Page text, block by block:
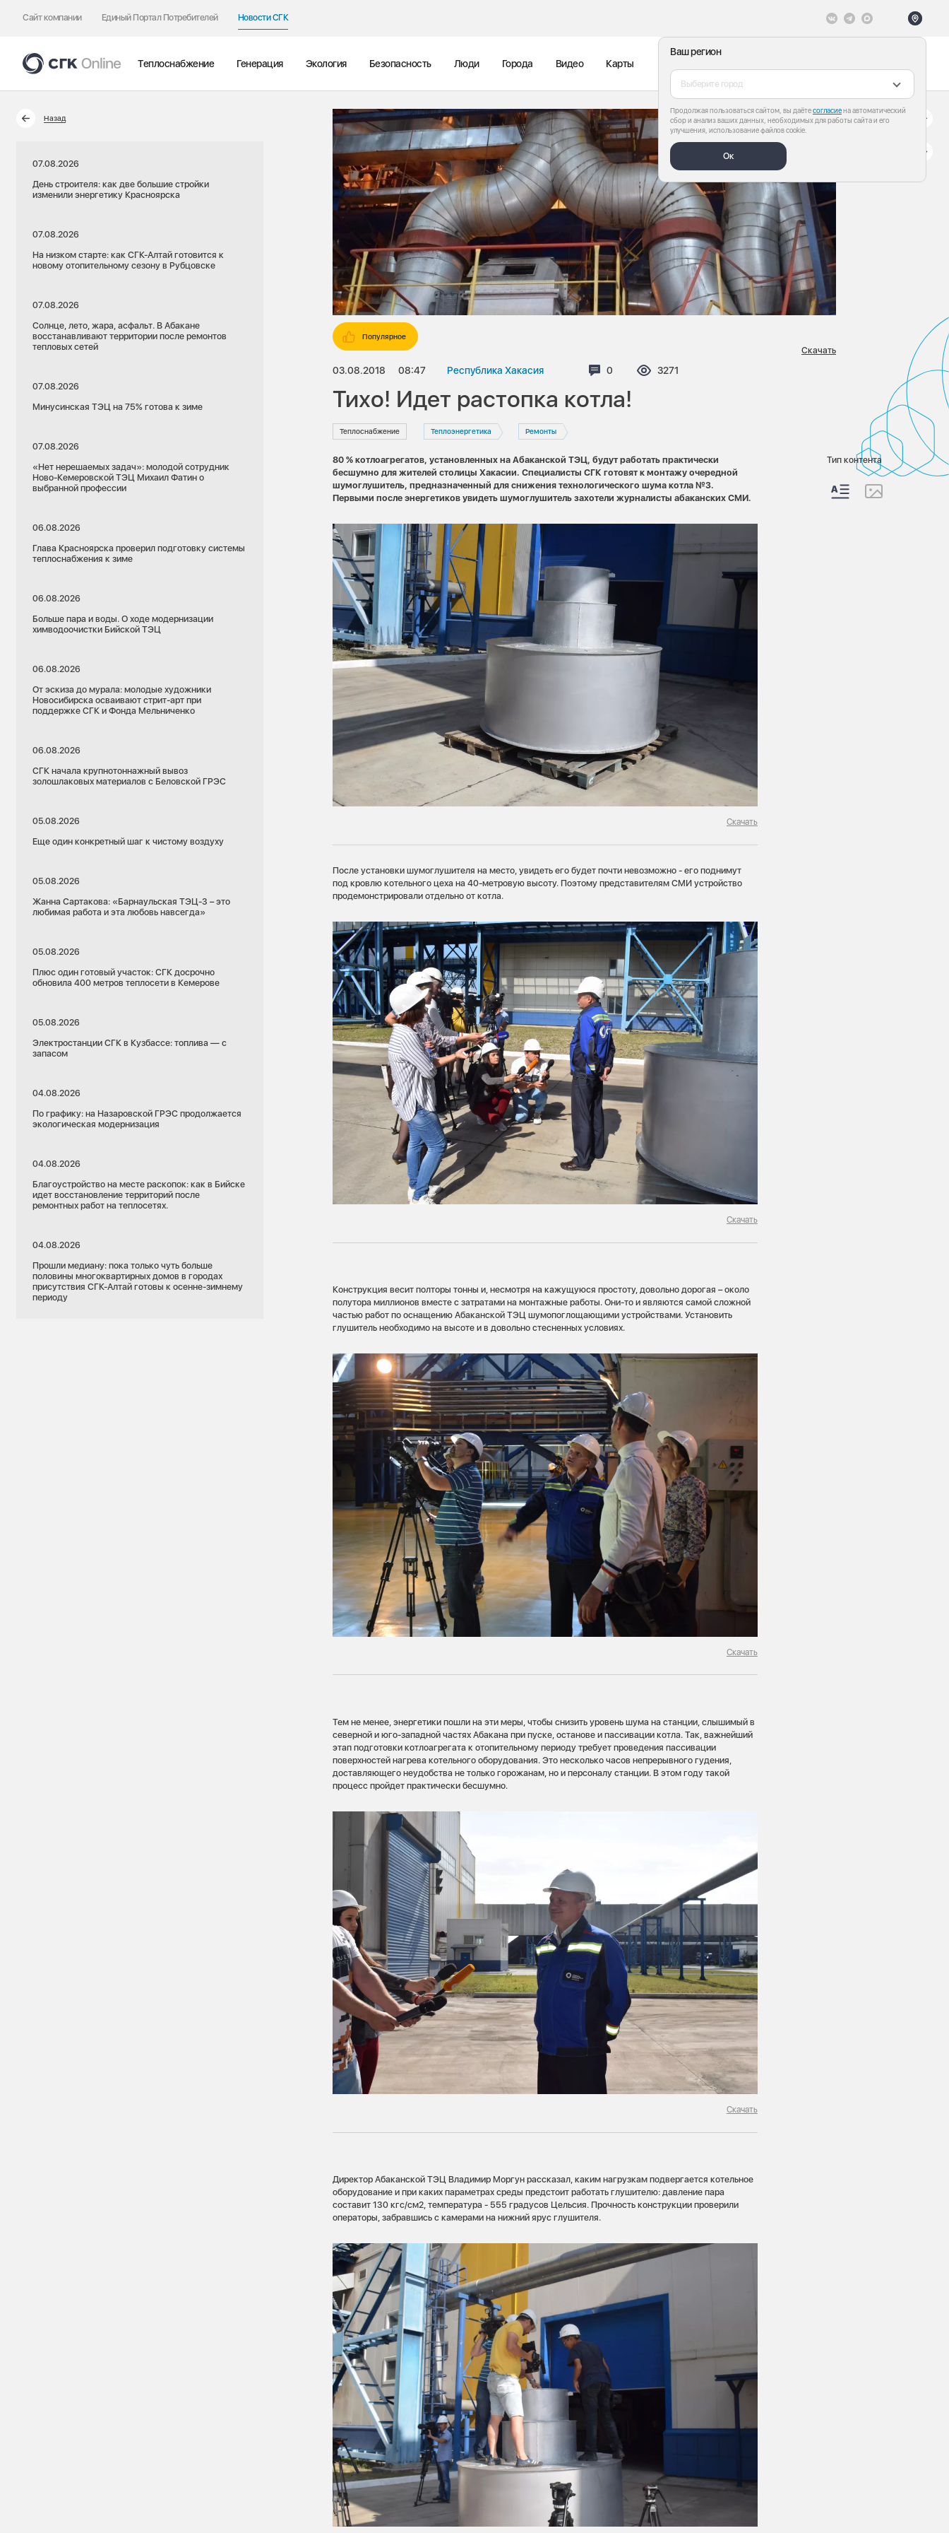
Сайт компании Единый Портал Потребителей Новости СГК
Ваш регион
Выберите город
Продолжая пользоваться сайтом, вы даётесогласиена автоматический
сбор и анализ ваших данных, необходимых для работы сайта и его
улучшения, использование файлов cookie.
Ок
Теплоснабжение Генерация Экология Безопасность Люди Города Видео Карты
Назад
07.08.2026
День строителя: как две большие стройки
изменили энергетику Красноярска
07.08.2026
На низком старте: как СГК-Алтай готовится к
новому отопительному сезону в Рубцовске
07.08.2026
Солнце, лето, жара, асфальт. В Абакане
восстанавливают территории после ремонтов
тепловых сетей
07.08.2026
Минусинская ТЭЦ на 75% готова к зиме
07.08.2026
«Нет нерешаемых задач»: молодой сотрудник
Ново-Кемеровской ТЭЦ Михаил Фатин о
выбранной профессии
06.08.2026
Глава Красноярска проверил подготовку системы
теплоснабжения к зиме
06.08.2026
Больше пара и воды. О ходе модернизации
химводоочистки Бийской ТЭЦ
06.08.2026
От эскиза до мурала: молодые художники
Новосибирска осваивают стрит-арт при
поддержке СГК и Фонда Мельниченко
06.08.2026
СГК начала крупнотоннажный вывоз
золошлаковых материалов с Беловской ГРЭС
05.08.2026
Еще один конкретный шаг к чистому воздуху
05.08.2026
Жанна Сартакова: «Барнаульская ТЭЦ-3 – это
любимая работа и эта любовь навсегда»
05.08.2026
Плюс один готовый участок: СГК досрочно
обновила 400 метров теплосети в Кемерове
05.08.2026
Электростанции СГК в Кузбассе: топлива — с
запасом
04.08.2026
По графику: на Назаровской ГРЭС продолжается
экологическая модернизация
04.08.2026
Благоустройство на месте раскопок: как в Бийске
идет восстановление территорий после
ремонтных работ на теплосетях.
04.08.2026
Прошли медиану: пока только чуть больше
половины многоквартирных домов в городах
присутствия СГК-Алтай готовы к осенне-зимнему
периоду
Популярное
03.08.2018 08:47 Республика Хакасия Комментариев:
0 Просмотров:
3271
Скачать
Тихо! Идет растопка котла!
Теплоснабжение Теплоэнергетика Ремонты
80 % котлоагрегатов, установленных на Абаканской ТЭЦ, будут работать практически
бесшумно для жителей столицы Хакасии. Специалисты СГК готовят к монтажу очередной
шумоглушитель, предназначенный для снижения технологического шума котла №3.
Первыми после энергетиков увидеть шумоглушитель захотели журналисты абаканских СМИ.
Скачать
После установки шумоглушителя на место, увидеть его будет почти невозможно - его поднимут
под кровлю котельного цеха на 40-метровую высоту. Поэтому представителям СМИ устройство
продемонстрировали отдельно от котла.
Скачать
Конструкция весит полторы тонны и, несмотря на кажущуюся простоту, довольно дорогая – около
полутора миллионов вместе с затратами на монтажные работы. Они-то и являются самой сложной
частью работ по оснащению Абаканской ТЭЦ шумопоглощающими устройствами. Установить
глушитель необходимо на высоте и в довольно стесненных условиях.
Скачать
Тем не менее, энергетики пошли на эти меры, чтобы снизить уровень шума на станции, слышимый в
северной и юго-западной частях Абакана при пуске, останове и пассивации котла. Так, важнейший
этап подготовки котлоагрегата к отопительному периоду требует проведения пассивации
поверхностей нагрева котельного оборудования. Это несколько часов непрерывного гудения,
доставляющего неудобства не только горожанам, но и персоналу станции. В этом году такой
процесс пройдет практически бесшумно.
Скачать
Директор Абаканской ТЭЦ Владимир Моргун рассказал, каким нагрузкам подвергается котельное
оборудование и при каких параметрах среды предстоит работать глушителю: давление пара
составит 130 кгс/см2, температура - 555 градусов Цельсия. Прочность конструкции проверили
операторы, забравшись с камерами на нижний ярус глушителя.
Тип контента